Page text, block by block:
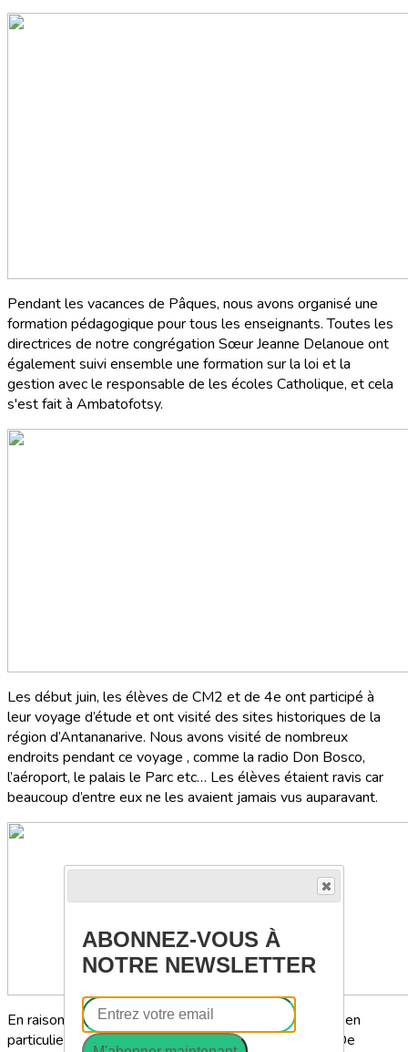
Pendant les vacances de Pâques, nous avons organisé une
formation pédagogique pour tous les enseignants. Toutes les
directrices de notre congrégation Sœur Jeanne Delanoue ont
également suivi ensemble une formation sur la loi et la
gestion avec le responsable de les écoles Catholique, et cela
s'est fait à Ambatofotsy.
Les début juin, les élèves de CM2 et de 4e ont participé à
leur voyage d’étude et ont visité des sites historiques de la
région d’Antananarive. Nous avons visité de nombreux
endroits pendant ce voyage , comme la radio Don Bosco,
l’aéroport, le palais le Parc etc… Les élèves étaient ravis car
beaucoup d’entre eux ne les avaient jamais vus auparavant.
En raison du changement climatique ; les populations, en
particulier les cultivateurs traversent des difficultés. De
ABONNEZ-VOUS À
NOTRE NEWSLETTER